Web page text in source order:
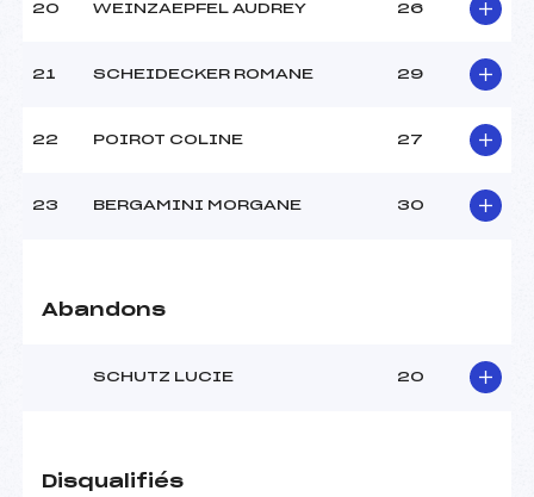
20 WEINZAEPFEL AUDREY 26
21 SCHEIDECKER ROMANE 29
22 POIROT COLINE 27
23 BERGAMINI MORGANE 30
Abandons
SCHUTZ LUCIE 20
Disqualifiés